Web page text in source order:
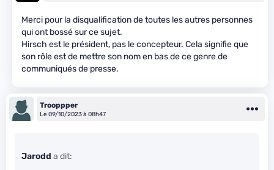
Merci pour la disqualification de toutes les autres personnes
qui ont bossé sur ce sujet.
Hirsch est le président, pas le concepteur. Cela signifie que
son rôle est de mettre son nom en bas de ce genre de
communiqués de presse.
Trooppper
Le 09/10/2023 à 08h47
Jarodd a dit: